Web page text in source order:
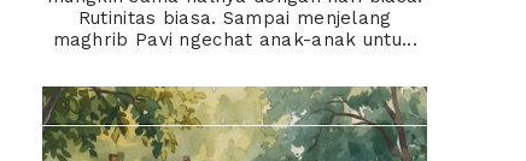
Rutinitas biasa. Sampai menjelang
maghrib Pavi ngechat anak-anak untu...